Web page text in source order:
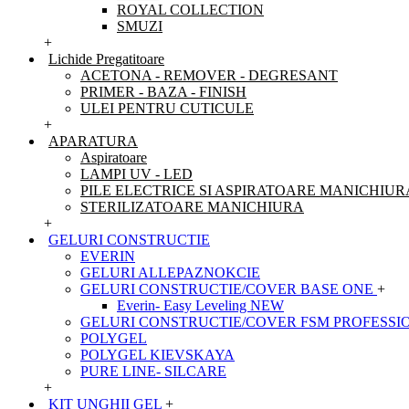
ROYAL COLLECTION
SMUZI
+
Lichide Pregatitoare
ACETONA - REMOVER - DEGRESANT
PRIMER - BAZA - FINISH
ULEI PENTRU CUTICULE
+
APARATURA
Aspiratoare
LAMPI UV - LED
PILE ELECTRICE SI ASPIRATOARE
STERILIZATOARE MANICHIURA
+
GELURI CONSTRUCTIE
EVERIN
GELURI ALLEPAZNOKCIE
GELURI CONSTRUCTIE/COVER BASE ONE +
Everin- Easy Leveling NEW
GELURI CONSTRUCTIE/COVER FSM
POLYGEL
POLYGEL KIEVSKAYA
PURE LINE- SILCARE
+
KIT UNGHII GEL +